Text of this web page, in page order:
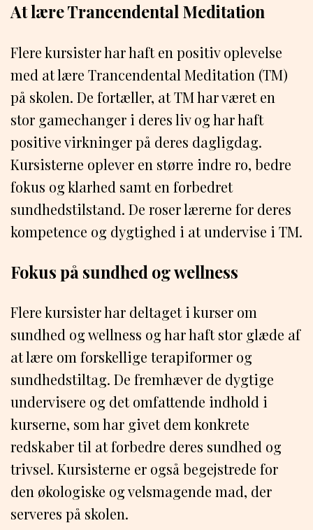
At lære Trancendental Meditation
Flere kursister har haft en positiv oplevelse
med at lære Trancendental Meditation (TM)
på skolen. De fortæller, at TM har været en
stor gamechanger i deres liv og har haft
positive virkninger på deres dagligdag.
Kursisterne oplever en større indre ro, bedre
fokus og klarhed samt en forbedret
sundhedstilstand. De roser lærerne for deres
kompetence og dygtighed i at undervise i TM.
Fokus på sundhed og wellness
Flere kursister har deltaget i kurser om
sundhed og wellness og har haft stor glæde af
at lære om forskellige terapiformer og
sundhedstiltag. De fremhæver de dygtige
undervisere og det omfattende indhold i
kurserne, som har givet dem konkrete
redskaber til at forbedre deres sundhed og
trivsel. Kursisterne er også begejstrede for
den økologiske og velsmagende mad, der
serveres på skolen.